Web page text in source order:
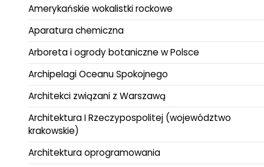
Amerykańskie wokalistki rockowe
Aparatura chemiczna
Arboreta i ogrody botaniczne w Polsce
Archipelagi Oceanu Spokojnego
Architekci związani z Warszawą
Architektura I Rzeczypospolitej (województwo
krakowskie)
Architektura oprogramowania